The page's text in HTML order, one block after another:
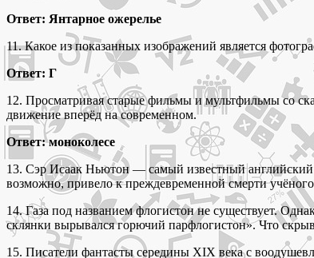
Ответ: Янтарное ожерелье
11. Какое из показанных изображений является
Ответ: Г
12. Просматривая старые фильмы и мультфильмы со
движение вперёд на современном.
Ответ: моноколесе
13. Сэр Исаак Ньютон — самый известный
возможно, привело к преждевременной смерти
14. Газа под названием флогистон не существует.
склянки вырывался горючий парфлогистон». Что
15. Писатели фантасты середины XIX века с